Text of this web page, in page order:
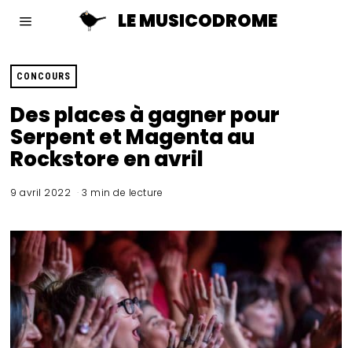
LE MUSICODROME
CONCOURS
Des places à gagner pour
Serpent et Magenta au
Rockstore en avril
9 avril 2022 3 min de lecture